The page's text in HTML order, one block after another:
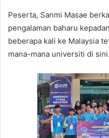
Peserta, Sanmi Masae
pengalaman baharu
beberapa kali ke Malaysia
mana-mana universiti di sini.